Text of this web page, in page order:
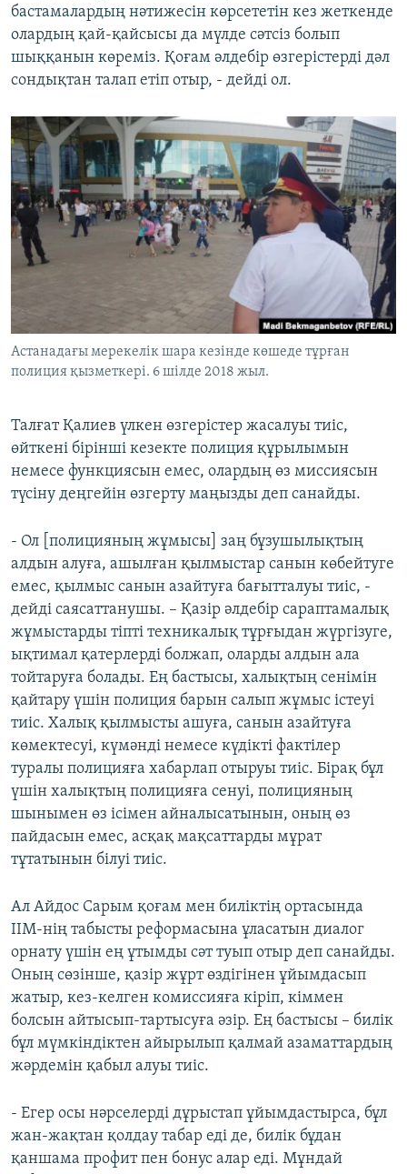
бастамалардың нәтижесін көрсететін кез жеткенде
олардың қай-қайсысы да мүлде сәтсіз болып
шыққанын көреміз. Қоғам әлдебір өзгерістерді дәл
сондықтан талап етіп отыр, - дейді ол.
Астанадағы мерекелік шара кезінде көшеде тұрған
полиция қызметкері. 6 шілде 2018 жыл.
Талғат Қалиев үлкен өзгерістер жасалуы тиіс,
өйткені бірінші кезекте полиция құрылымын
немесе функциясын емес, олардың өз миссиясын
түсіну деңгейін өзгерту маңызды деп санайды.
- Ол [полицияның жұмысы] заң бұзушылықтың
алдын алуға, ашылған қылмыстар санын көбейтуге
емес, қылмыс санын азайтуға бағытталуы тиіс, -
дейді саясаттанушы. – Қазір әлдебір сараптамалық
жұмыстарды тіпті техникалық тұрғыдан жүргізуге,
ықтимал қатерлерді болжап, оларды алдын ала
тойтаруға болады. Ең бастысы, халықтың сенімін
қайтару үшін полиция барын салып жұмыс істеуі
тиіс. Халық қылмысты ашуға, санын азайтуға
көмектесуі, күмәнді немесе күдікті фактілер
туралы полицияға хабарлап отыруы тиіс. Бірақ бұл
үшін халықтың полицияға сенуі, полицияның
шынымен өз ісімен айналысатынын, оның өз
пайдасын емес, асқақ мақсаттарды мұрат
тұтатынын білуі тиіс.
Ал Айдос Сарым қоғам мен биліктің ортасында
ІІМ-нің табысты реформасына ұласатын диалог
орнату үшін ең ұтымды сәт туып отыр деп санайды.
Оның сөзінше, қазір жұрт өздігінен ұйымдасып
жатыр, кез-келген комиссияға кіріп, кіммен
болсын айтысып-тартысуға әзір. Ең бастысы – билік
бұл мүмкіндіктен айырылып қалмай азаматтардың
жәрдемін қабыл алуы тиіс.
- Егер осы нәрселерді дұрыстап ұйымдастырса, бұл
жан-жақтан қолдау табар еді де, билік бұдан
қаншама профит пен бонус алар еді. Мұндай